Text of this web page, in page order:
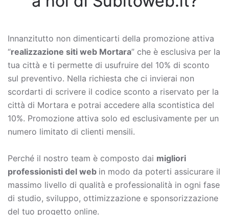
Innanzitutto non dimenticarti della promozione attiva
“realizzazione siti web Mortara” che è esclusiva per la
tua città e ti permette di usufruire del 10% di sconto
sul preventivo. Nella richiesta che ci invierai non
scordarti di scrivere il codice sconto a riservato per la
città di Mortara e potrai accedere alla scontistica del
10%. Promozione attiva solo ed esclusivamente per un
numero limitato di clienti mensili.
Perché il nostro team è composto dai migliori
professionisti del web in modo da poterti assicurare il
massimo livello di qualità e professionalità in ogni fase
di studio, sviluppo, ottimizzazione e sponsorizzazione
del tuo progetto online.